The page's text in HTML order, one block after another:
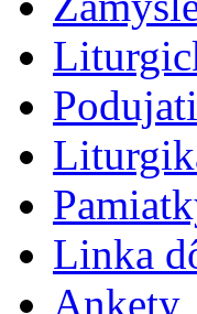
Linka
Ankety